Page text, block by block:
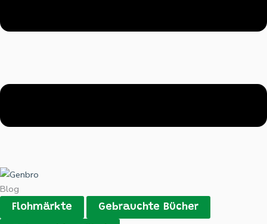
Blog
Flohmärkte Gebrauchte Bücher